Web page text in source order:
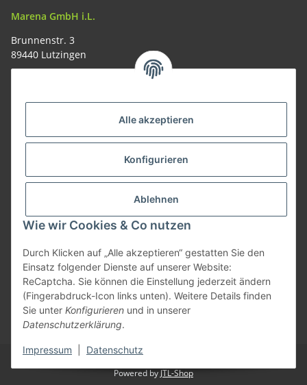
Alle akzeptieren
Konfigurieren
Ablehnen
Wie wir Cookies & Co nutzen
Durch Klicken auf „Alle akzeptieren“ gestatten Sie den
Einsatz folgender Dienste auf unserer Website:
ReCaptcha. Sie können die Einstellung jederzeit ändern
(Fingerabdruck-Icon links unten). Weitere Details finden
Sie unter Konfigurieren und in unserer
Datenschutzerklärung.
Impressum Datenschutz
Marena GmbH i.L.
Brunnenstr. 3
89440 Lutzingen
Vertrag widerrufen
* Alle Preise inkl. gesetzlicher USt., zzgl.Versand
Powered by JTL-Shop